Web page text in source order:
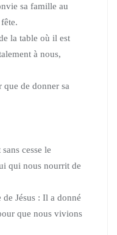
sa famille au
la table où il est
à nous,
que de donner sa
cesse le
qui nous nourrit de
Jésus : Il a donné
que nous vivions